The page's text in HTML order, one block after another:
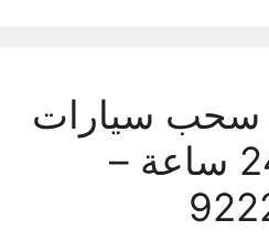
سيارات
في الكويت 24 ساعة –